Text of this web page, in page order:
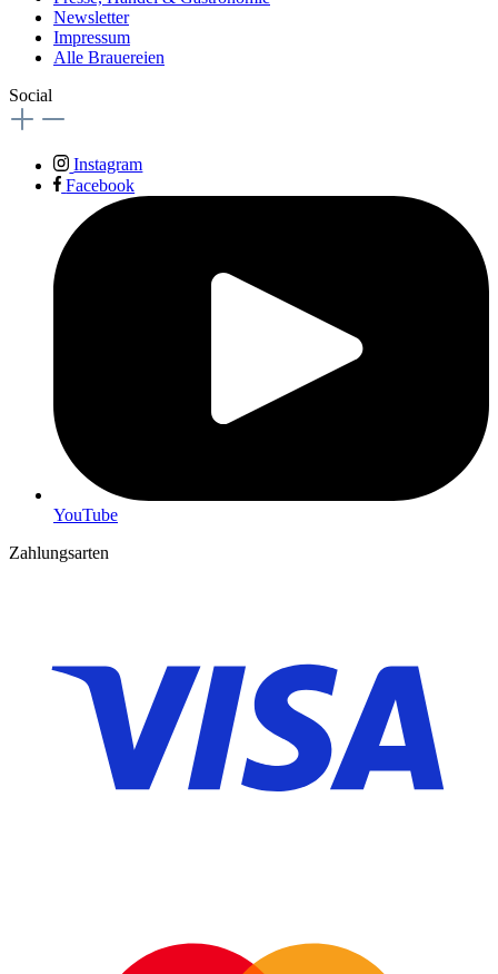
Newsletter
Impressum
Alle Brauereien
Social
Instagram
Facebook
YouTube
Zahlungsarten